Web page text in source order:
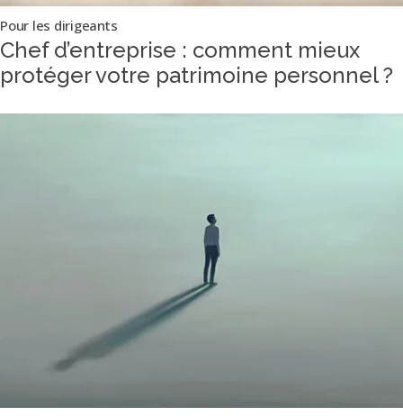
Pour les dirigeants
Chef d’entreprise : comment mieux
protéger votre patrimoine personnel ?